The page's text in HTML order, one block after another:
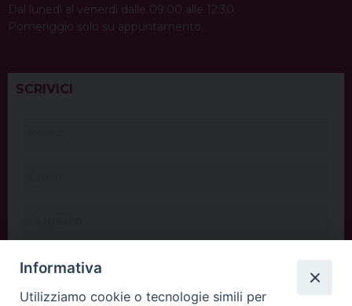
Dal lunedì al venerdì dalle 09:00 alle 12:30.
Pomeriggio solo su appuntamento.
SCRIVICI
Informativa
Utilizziamo cookie o tecnologie simili per